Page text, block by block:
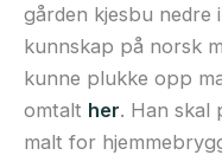
gården kjesbu nedre
kunnskap på norsk
kunne plukke opp
omtalt her. Han skal
malt for